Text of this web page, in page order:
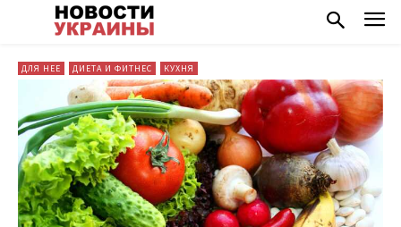
ДЛЯ НЕЕ ДИЕТА И ФИТНЕС КУХНЯ